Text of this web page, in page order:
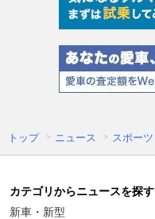
トップ ニュース スポーツ
カテゴリからニュースを探す
新車・新型